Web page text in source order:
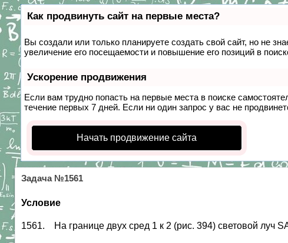
Как продвинуть сайт на первые места?
Вы создали или только планируете создать свой сайт, но не
увеличение его посещаемости и повышение его позиций в
Ускорение продвижения
Если вам трудно попасть на первые места в поиске
течение первых 7 дней. Если ни один запрос у вас не
Начать продвижение сайта
Задача №1561
Условие
1561. На границе двух сред 1 к 2 (рис. 394) световой луч